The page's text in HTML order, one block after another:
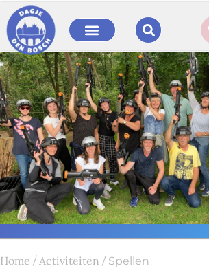
Boek een interactief stadsspel voor jouw groep
Home / Activiteiten / Spellen